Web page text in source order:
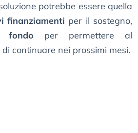
potrebbe essere quella
finanziamenti per il sostegno,
fondo per permettere al
continuare nei prossimi mesi.